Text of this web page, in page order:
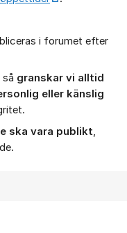
i forumet efter
granskar vi alltid
eller känslig
ska vara publikt,